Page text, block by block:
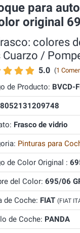
para
original
colores
Cuarzo /
5.0 (1
de Producto: BVCD-
8052131209748
Frasco de vidrio
Pinturas para
de Color Original :
del Color: 695/06
de Coche: FIAT (FIAT
de Coche: PANDA